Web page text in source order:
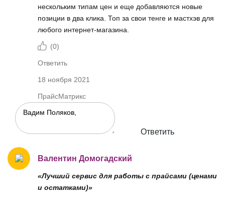
нескольким типам цен и еще добавляются новые
позиции в два клика. Топ за свои тенге и мастхэв для
любого интернет-магазина.
(0)
Ответить
18 ноября 2021
ПрайсМатрикс
Ответить
Валентин Домогадский
«Лучший сервис для работы с прайсами (ценами
и остатками)»